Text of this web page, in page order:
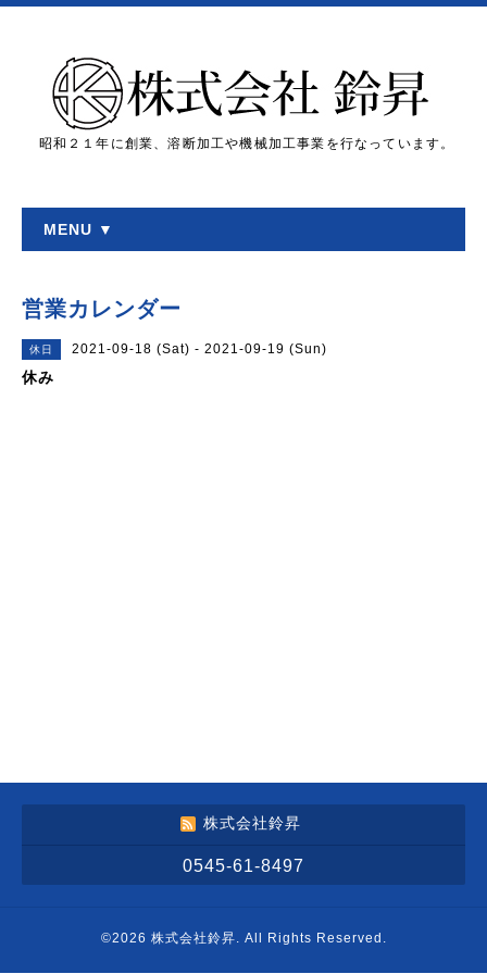
昭和２１年に創業、溶断加工や機械加工事業を行なっています。
MENU ▼
営業カレンダー
休日 2021-09-18 (Sat) - 2021-09-19 (Sun)
休み
株式会社鈴昇
0545-61-8497
©2026 株式会社鈴昇. All Rights Reserved.